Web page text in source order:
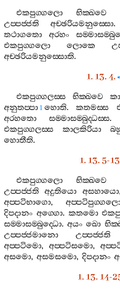
එකපුග‍්ගලො භික‍්ඛවෙ
උප‍්පජ‍්ජති
අච‍්ඡරියමනුස‍්සො
තථාගතො
අරහං
එකපුග‍්ගලො
ලොකෙ
අච‍්ඡරියමනුස‍්සොති.
1. 13. 4.
එකපුග‍්ගලස‍්ස භික‍්ඛවෙ
අනුතප‍්පා 1 හොති.කතමස‍්ස
අරහතො
සම‍්මාසම‍්බුද‍්ධස‍්ස.
එකපුග‍්ගලස‍්ස
කාලකිරියා
හොතීති.
1. 13. 5-
එකපුග‍්ගලො භික‍්ඛවෙ
උප‍්පජ‍්ජති
අදුතියො අසහායො
අප‍්පටිභාගො,
දිපදානං අග‍්ගො. කතමො
සම‍්මාසම‍්බුද‍්ධො.අයං ඛො
උප‍්පජ‍්ජමානො
උප‍්පජ‍්ජති
අප‍්පටිමො, අප‍්පටිසමො,
අසමො, අසමසමො, දිපදානං
1. 13. 14-